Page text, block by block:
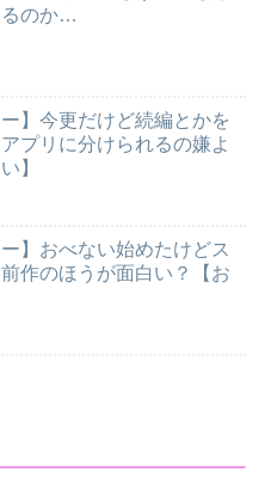
るのか…
ー】今更だけど続編とかを
プリに分けられるの嫌よ
】
ー】おべない始めたけどス
前作のほうが面白い？【お